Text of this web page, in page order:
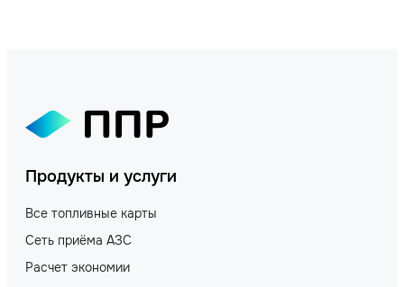
Продукты и услуги
Все топливные карты
Сеть приёма АЗС
Расчет экономии